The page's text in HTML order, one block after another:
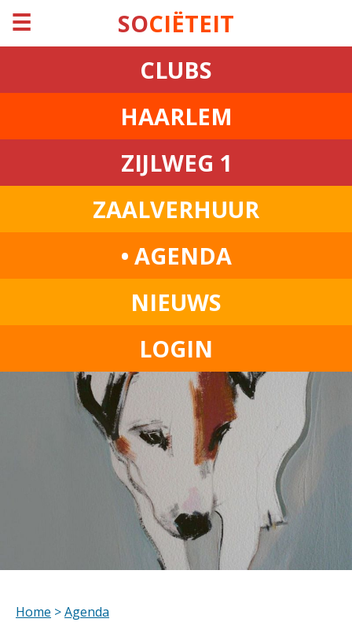
☰ SOCIËTEIT
CLUBS
HAARLEM
ZIJLWEG 1
ZAALVERHUUR
• AGENDA
NIEUWS
LOGIN
Home >Agenda